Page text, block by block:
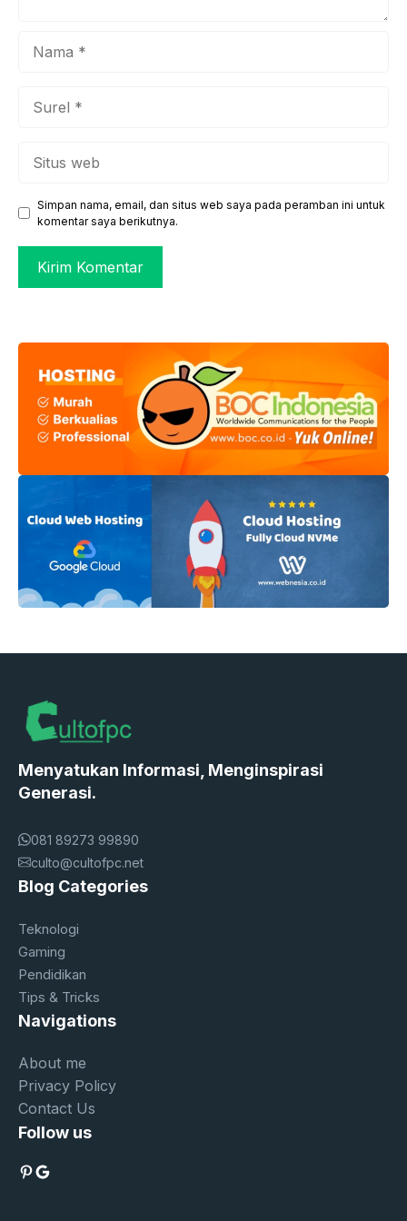
web
Simpan nama, email, dan situs web saya pada peramban ini untuk
komentar saya berikutnya.
Menyatukan Informasi, Menginspirasi
Generasi.
081 89273 99890
culto@cultofpc.net
Blog Categories
Teknologi
Gaming
Pendidikan
Tips & Tricks
Navigations
About me
Privacy Policy
Contact Us
Follow us
Pinterest
Google